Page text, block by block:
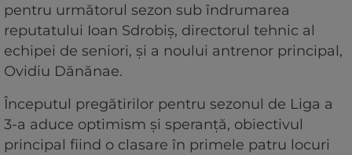
pentru următorul sezon sub îndrumarea
reputatului Ioan Sdrobiș, directorul tehnic al
echipei de seniori, și a noului antrenor principal,
Ovidiu Dănănae.
Începutul pregătirilor pentru sezonul de Liga a
3-a aduce optimism și speranță, obiectivul
principal fiind o clasare în primele patru locuri